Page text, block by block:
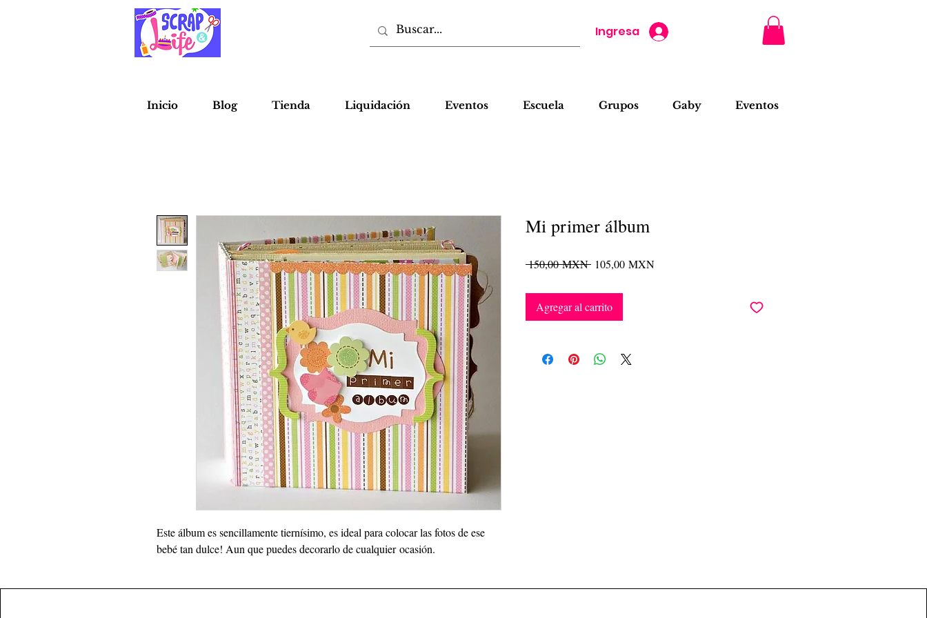
Ingresa
Inicio Blog Tienda Liquidación Eventos Escuela Grupos Gaby Eventos
Este álbum es sencillamente tiernísimo, es ideal para colocar las fotos de ese
bebé tan dulce! Aun que puedes decorarlo de cualquier ocasión.
Mi primer álbum
150,00 MXN Precio
105,00 MXNPrecio
Agregar al carrito